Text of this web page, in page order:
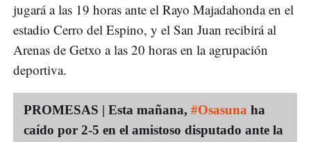
jugará a las 19 horas ante el Rayo Majadahonda en el
estadio Cerro del Espino, y el San Juan recibirá al
Arenas de Getxo a las 20 horas en la agrupación
deportiva.
PROMESAS | Esta mañana, #Osasuna ha
caído por 2-5 en el amistoso disputado ante la